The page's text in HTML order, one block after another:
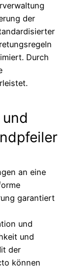
der
Durch
an eine
garantiert
und
und
der
können